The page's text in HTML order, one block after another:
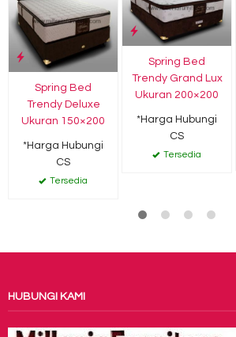
Spring Bed
Trendy Deluxe
Ukuran 150×200
*Harga Hubungi
CS
Tersedia
Spring Bed
Trendy Grand Lux
Ukuran 200×200
*Harga Hubungi
CS
Tersedia
HUBUNGI KAMI